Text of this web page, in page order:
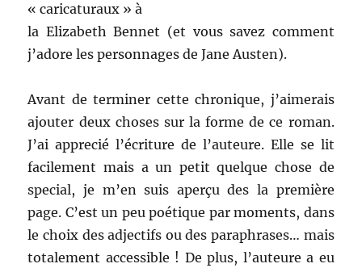
« caricaturaux » à
la Elizabeth Bennet (et vous savez comment
j’adore les personnages de Jane Austen).
Avant de terminer cette chronique, j’aimerais
ajouter deux choses sur la forme de ce roman.
J’ai apprecié l’écriture de l’auteure. Elle se lit
facilement mais a un petit quelque chose de
special, je m’en suis aperçu des la première
page. C’est un peu poétique par moments, dans
le choix des adjectifs ou des paraphrases… mais
totalement accessible ! De plus, l’auteure a eu